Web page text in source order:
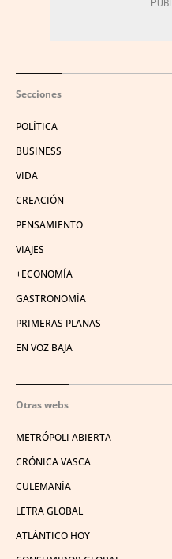
Secciones
POLÍTICA
BUSINESS
VIDA
CREACIÓN
PENSAMIENTO
VIAJES
+ECONOMÍA
GASTRONOMÍA
PRIMERAS PLANAS
EN VOZ BAJA
Otras webs
METRÓPOLI ABIERTA
CRÓNICA VASCA
CULEMANÍA
LETRA GLOBAL
ATLÁNTICO HOY